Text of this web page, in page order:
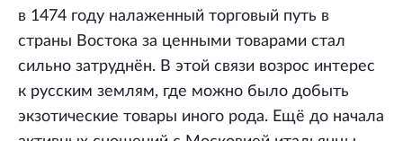
в 1474 году налаженный торговый путь в
страны Востока за ценными товарами стал
сильно затруднён. В этой связи возрос интерес
к русским землям, где можно было добыть
экзотические товары иного рода. Ещё до начала